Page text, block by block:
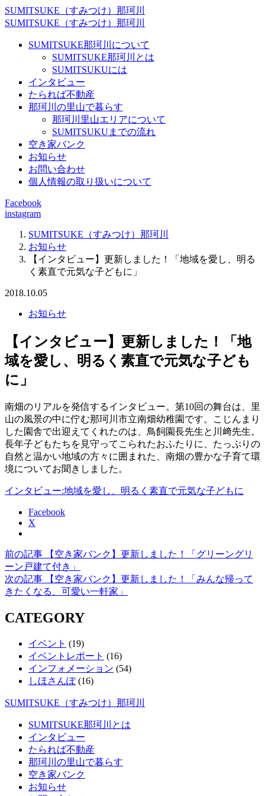
SUMITSUKE（すみつけ）那珂川
SUMITSUKE（すみつけ）那珂川
SUMITSUKE那珂川について
SUMITSUKE那珂川とは
SUMITSUKUには
インタビュー
たられば不動産
那珂川の里山で暮らす
那珂川里山エリアについて
SUMITSUKUまでの流れ
空き家バンク
お知らせ
お問い合わせ
個人情報の取り扱いについて
Facebook
instagram
SUMITSUKE（すみつけ）那珂川
お知らせ
【インタビュー】更新しました！「地域を愛し、明る
く素直で元気な子どもに」
2018.10.05
お知らせ
【インタビュー】更新しました！「地
域を愛し、明るく素直で元気な子ども
に」
南畑のリアルを発信するインタビュー。第10回の舞台は、里
山の風景の中に佇む那珂川市立南畑幼稚園です。こじんまり
した園舎で出迎えてくれたのは、鳥飼園長先生と川﨑先生。
長年子どもたちを見守ってこられたおふたりに、たっぷりの
自然と温かい地域の方々に囲まれた、南畑の豊かな子育て環
境についてお聞きしました。
インタビュー:地域を愛し、明るく素直で元気な子どもに
Facebook
X
投
稿
ナ
ビ
ン
前の記事
前
の
記
事
【空き家バンク】更新しました！「グリーングリ
ーン戸建て付き」
次の記事
次
の
事
【空き家バンク】更新しました！「みんな帰って
きたくなる、可愛い一軒家」
CATEGORY
イベント (19)
イベントレポート (16)
インフォメーション (54)
しほさんぽ(16)
SUMITSUKE（すみつけ）那珂川
SUMITSUKE那珂川とは
インタビュー
たられば不動産
那珂川の里山で暮らす
空き家バンク
お知らせ